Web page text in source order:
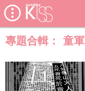
專題合輯： 童軍